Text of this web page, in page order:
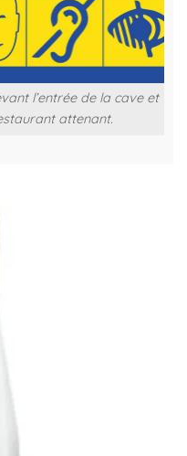
l’entrée de la cave et
attenant.